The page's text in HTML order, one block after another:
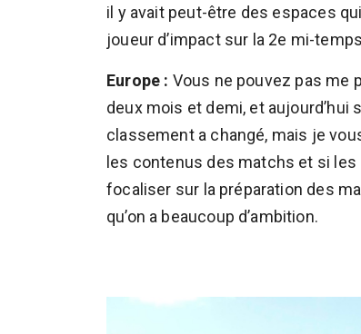
il y avait peut-être des espaces
joueur d’impact sur la 2e mi-
Europe : Vous ne pouvez pas me
deux mois et demi, et aujourd’hui
classement a changé, mais je
les contenus des matchs et si
focaliser sur la préparation des
qu’on a beaucoup d’ambition.